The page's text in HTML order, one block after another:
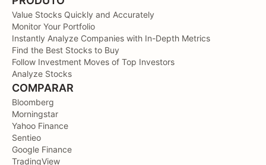
Value Stocks Quickly and Accurately
Monitor Your Portfolio
Instantly Analyze Companies with In-Depth Metrics
Find the Best Stocks to Buy
Follow Investment Moves of Top Investors
Analyze Stocks
COMPARAR
Bloomberg
Morningstar
Yahoo Finance
Sentieo
Google Finance
TradingView